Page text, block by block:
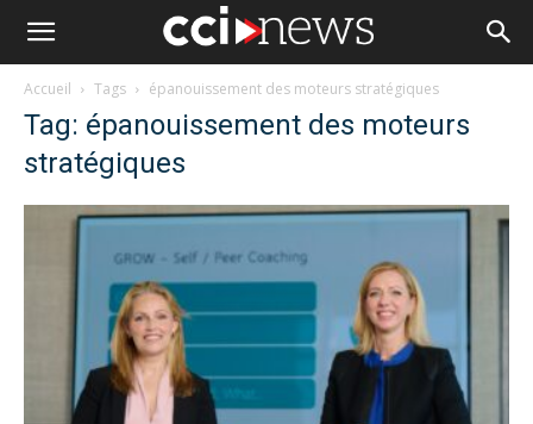
Accueil Tags épanouissement des moteurs stratégiques
Tag: épanouissement des moteurs
stratégiques